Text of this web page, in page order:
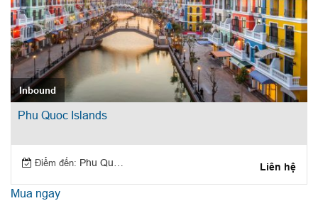
Inbound
Phu Quoc Islands
Điểm đến: Phu Quoc Island Liên hệ
Mua ngay